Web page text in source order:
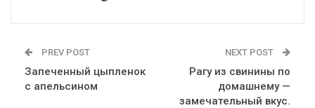
PREV POST
Запеченный цыпленок
с апельсином
NEXT POST
Рагу из свинины по
домашнему —
замечательный вкус.